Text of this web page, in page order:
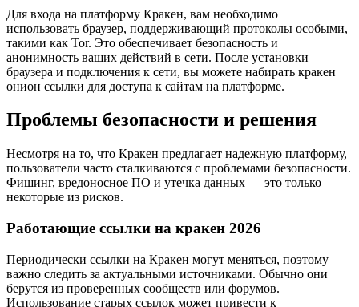
Для входа на платформу Кракен, вам необходимо
использовать браузер, поддерживающий протоколы особыми,
такими как Tor. Это обеспечивает безопасность и
анонимность ваших действий в сети. После установки
браузера и подключения к сети, вы можете набирать кракен
онион ссылки для доступа к сайтам на платформе.
Проблемы безопасности и решения
Несмотря на то, что Кракен предлагает надежную платформу,
пользователи часто сталкиваются с проблемами безопасности.
Фишинг, вредоносное ПО и утечка данных — это только
некоторые из рисков.
Работающие ссылки на кракен 2026
Периодически ссылки на Кракен могут меняться, поэтому
важно следить за актуальными источниками. Обычно они
берутся из проверенных сообществ или форумов.
Использование старых ссылок может привести к